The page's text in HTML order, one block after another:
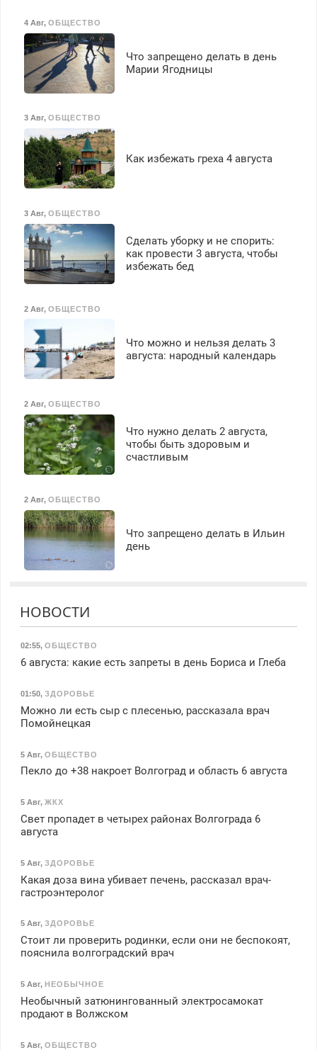
4 Авг, ОБЩЕСТВО
Что запрещено делать в день
Марии Ягодницы
3 Авг, ОБЩЕСТВО
Как избежать греха 4 августа
3 Авг, ОБЩЕСТВО
Сделать уборку и не спорить:
как провести 3 августа, чтобы
избежать бед
2 Авг, ОБЩЕСТВО
Что можно и нельзя делать 3
августа: народный календарь
2 Авг, ОБЩЕСТВО
Что нужно делать 2 августа,
чтобы быть здоровым и
счастливым
2 Авг, ОБЩЕСТВО
Что запрещено делать в Ильин
день
НОВОСТИ
02:55, ОБЩЕСТВО
6 августа: какие есть запреты в день Бориса и Глеба
01:50, ЗДОРОВЬЕ
Можно ли есть сыр с плесенью, рассказала врач
Помойнецкая
5 Авг, ОБЩЕСТВО
Пекло до +38 накроет Волгоград и область 6 августа
5 Авг, ЖКХ
Свет пропадет в четырех районах Волгограда 6
августа
5 Авг, ЗДОРОВЬЕ
Какая доза вина убивает печень, рассказал врач-
гастроэнтеролог
5 Авг, ЗДОРОВЬЕ
Стоит ли проверить родинки, если они не беспокоят,
пояснила волгоградский врач
5 Авг, НЕОБЫЧНОЕ
Необычный затюнингованный электросамокат
продают в Волжском
5 Авг, ОБЩЕСТВО